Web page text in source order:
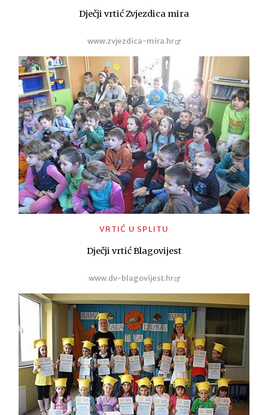
Dječji vrtić Zvjezdica mira
www.zvjezdica-mira.hr
VRTIĆ U SPLITU
Dječji vrtić Blagovijest
www.dv-blagovijest.hr